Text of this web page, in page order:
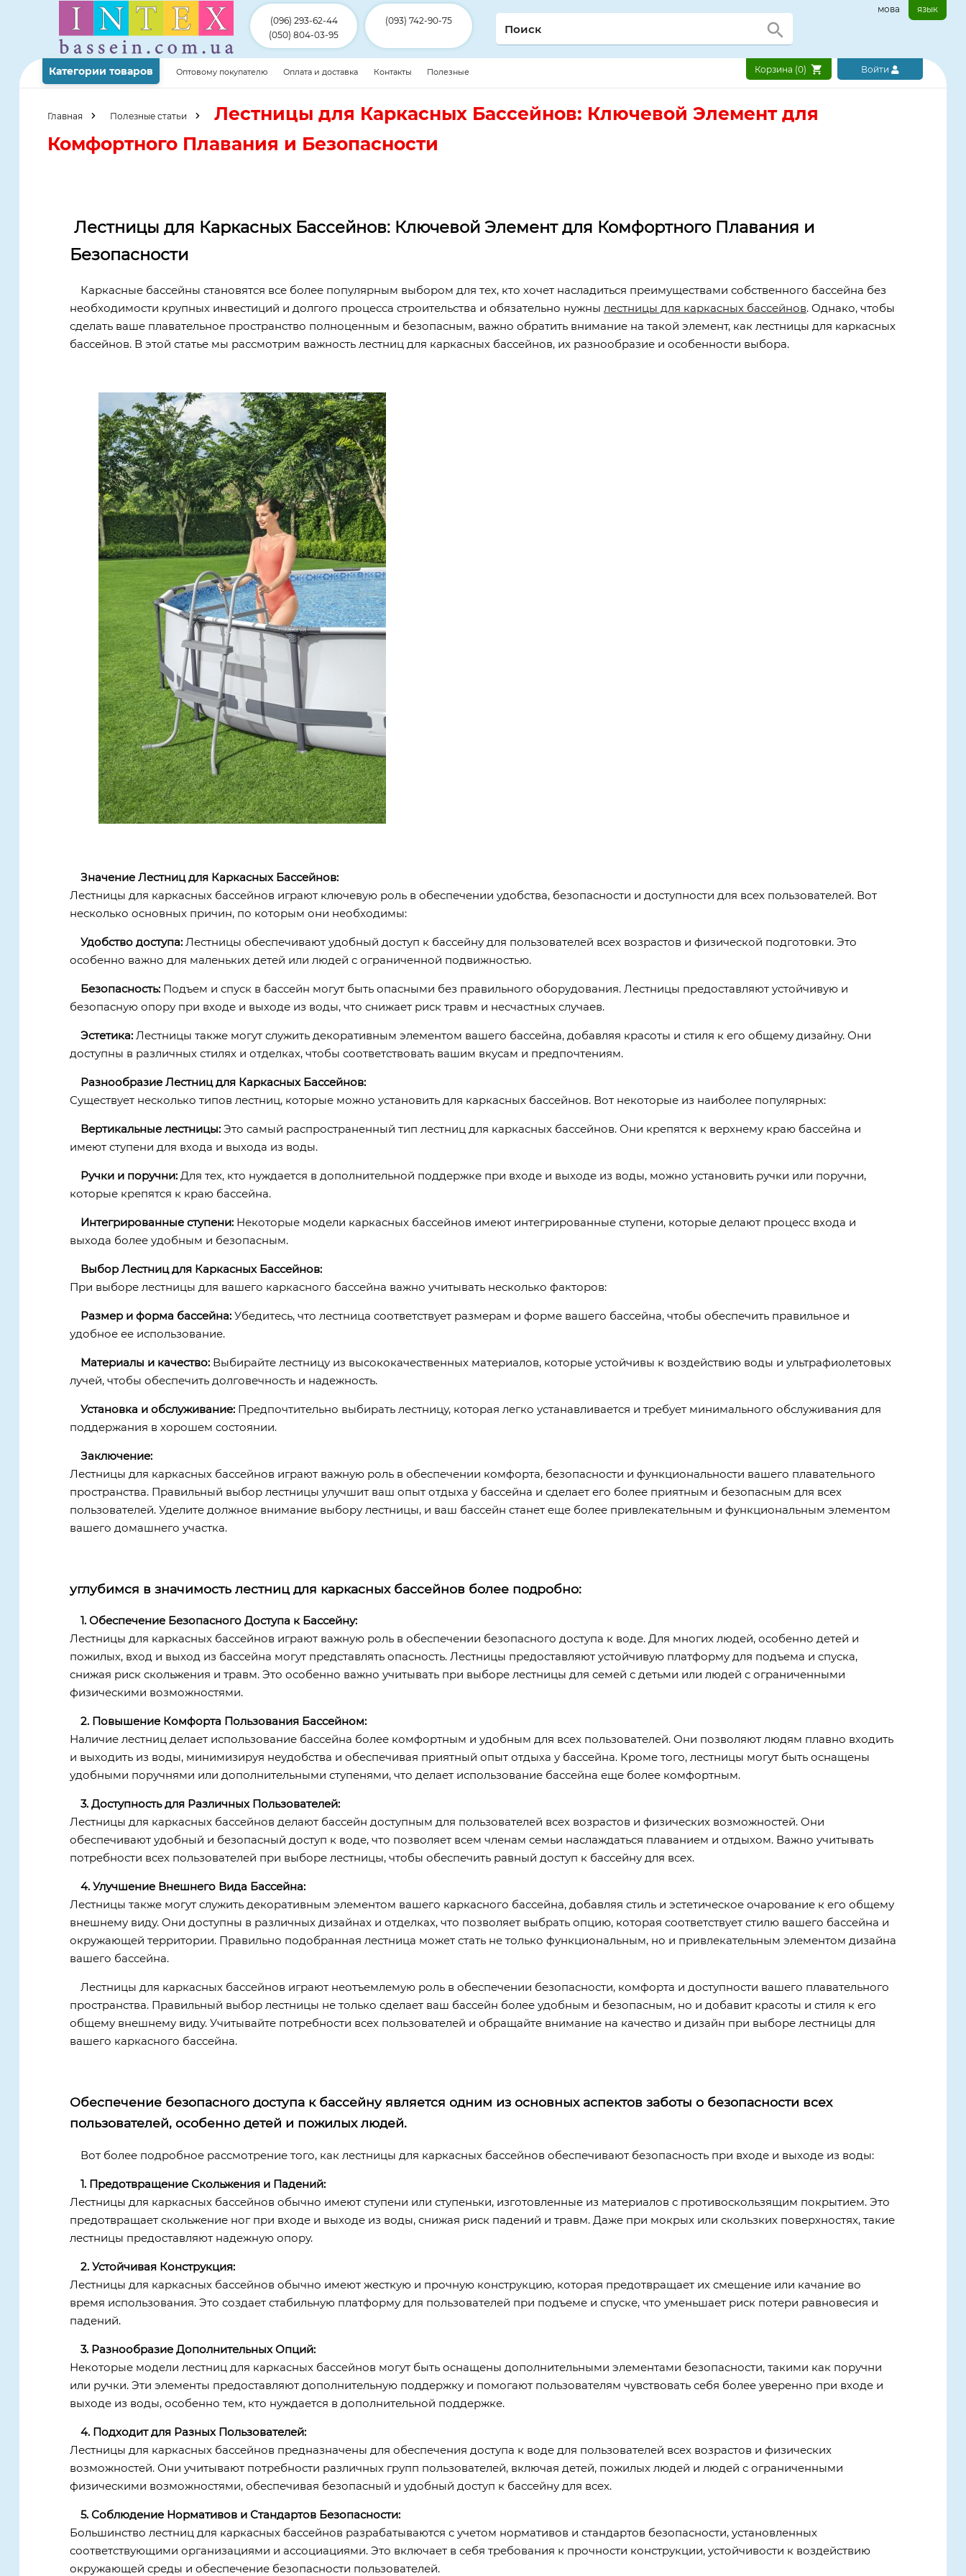
(096) 293-62-44
(050) 804-03-95
(093) 742-90-75
мова язык
Категории товаров Оптовому покупателю Оплата и доставка Контакты
Полезные
статьи
Корзина (0) Войти
Главная Полезные статьи
Лестницы для Каркасных Бассейнов: Ключевой Элемент для
Комфортного Плавания и Безопасности
Лестницы для Каркасных Бассейнов: Ключевой Элемент для Комфортного Плавания и
Безопасности
Каркасные бассейны становятся все более популярным выбором для тех, кто хочет насладиться преимуществами собственного бассейна без
необходимости крупных инвестиций и долгого процесса строительства и обязательно нужны лестницы для каркасных бассейнов. Однако, чтобы
сделать ваше плавательное пространство полноценным и безопасным, важно обратить внимание на такой элемент, как лестницы для каркасных
бассейнов. В этой статье мы рассмотрим важность лестниц для каркасных бассейнов, их разнообразие и особенности выбора.
Значение Лестниц для Каркасных Бассейнов:
Лестницы для каркасных бассейнов играют ключевую роль в обеспечении удобства, безопасности и доступности для всех пользователей. Вот
несколько основных причин, по которым они необходимы:
Удобство доступа:Лестницы обеспечивают удобный доступ к бассейну для пользователей всех возрастов и физической подготовки. Это
особенно важно для маленьких детей или людей с ограниченной подвижностью.
Безопасность:Подъем и спуск в бассейн могут быть опасными без правильного оборудования. Лестницы предоставляют устойчивую и
безопасную опору при входе и выходе из воды, что снижает риск травм и несчастных случаев.
Эстетика: Лестницы также могут служить декоративным элементом вашего бассейна, добавляя красоты и стиля к его общему дизайну. Они
доступны в различных стилях и отделках, чтобы соответствовать вашим вкусам и предпочтениям.
Разнообразие Лестниц для Каркасных Бассейнов:
Существует несколько типов лестниц, которые можно установить для каркасных бассейнов. Вот некоторые из наиболее популярных:
Вертикальные лестницы:Это самый распространенный тип лестниц для каркасных бассейнов. Они крепятся к верхнему краю бассейна и
имеют ступени для входа и выхода из воды.
Ручки и поручни:Для тех, кто нуждается в дополнительной поддержке при входе и выходе из воды, можно установить ручки или поручни,
которые крепятся к краю бассейна.
Интегрированные ступени:Некоторые модели каркасных бассейнов имеют интегрированные ступени, которые делают процесс входа и
выхода более удобным и безопасным.
Выбор Лестниц для Каркасных Бассейнов:
При выборе лестницы для вашего каркасного бассейна важно учитывать несколько факторов:
Размер и форма бассейна:Убедитесь, что лестница соответствует размерам и форме вашего бассейна, чтобы обеспечить правильное и
удобное ее использование.
Материалы и качество:Выбирайте лестницу из высококачественных материалов, которые устойчивы к воздействию воды и ультрафиолетовых
лучей, чтобы обеспечить долговечность и надежность.
Установка и обслуживание:Предпочтительно выбирать лестницу, которая легко устанавливается и требует минимального обслуживания для
поддержания в хорошем состоянии.
Заключение:
Лестницы для каркасных бассейнов играют важную роль в обеспечении комфорта, безопасности и функциональности вашего плавательного
пространства. Правильный выбор лестницы улучшит ваш опыт отдыха у бассейна и сделает его более приятным и безопасным для всех
пользователей. Уделите должное внимание выбору лестницы, и ваш бассейн станет еще более привлекательным и функциональным элементом
вашего домашнего участка.
углубимся в значимость лестниц для каркасных бассейнов более подробно:
1. Обеспечение Безопасного Доступа к Бассейну:
Лестницы для каркасных бассейнов играют важную роль в обеспечении безопасного доступа к воде. Для многих людей, особенно детей и
пожилых, вход и выход из бассейна могут представлять опасность. Лестницы предоставляют устойчивую платформу для подъема и спуска,
снижая риск скольжения и травм. Это особенно важно учитывать при выборе лестницы для семей с детьми или людей с ограниченными
физическими возможностями.
2. Повышение Комфорта Пользования Бассейном:
Наличие лестниц делает использование бассейна более комфортным и удобным для всех пользователей. Они позволяют людям плавно входить
и выходить из воды, минимизируя неудобства и обеспечивая приятный опыт отдыха у бассейна. Кроме того, лестницы могут быть оснащены
удобными поручнями или дополнительными ступенями, что делает использование бассейна еще более комфортным.
3. Доступность для Различных Пользователей:
Лестницы для каркасных бассейнов делают бассейн доступным для пользователей всех возрастов и физических возможностей. Они
обеспечивают удобный и безопасный доступ к воде, что позволяет всем членам семьи наслаждаться плаванием и отдыхом. Важно учитывать
потребности всех пользователей при выборе лестницы, чтобы обеспечить равный доступ к бассейну для всех.
4. Улучшение Внешнего Вида Бассейна:
Лестницы также могут служить декоративным элементом вашего каркасного бассейна, добавляя стиль и эстетическое очарование к его общему
внешнему виду. Они доступны в различных дизайнах и отделках, что позволяет выбрать опцию, которая соответствует стилю вашего бассейна и
окружающей территории. Правильно подобранная лестница может стать не только функциональным, но и привлекательным элементом дизайна
вашего бассейна.
Лестницы для каркасных бассейнов играют неотъемлемую роль в обеспечении безопасности, комфорта и доступности вашего плавательного
пространства. Правильный выбор лестницы не только сделает ваш бассейн более удобным и безопасным, но и добавит красоты и стиля к его
общему внешнему виду. Учитывайте потребности всех пользователей и обращайте внимание на качество и дизайн при выборе лестницы для
вашего каркасного бассейна.
Обеспечение безопасного доступа к бассейну является одним из основных аспектов заботы о безопасности всех
пользователей, особенно детей и пожилых людей.
Вот более подробное рассмотрение того, как лестницы для каркасных бассейнов обеспечивают безопасность при входе и выходе из воды:
1. Предотвращение Скольжения и Падений:
Лестницы для каркасных бассейнов обычно имеют ступени или ступеньки, изготовленные из материалов с противоскользящим покрытием. Это
предотвращает скольжение ног при входе и выходе из воды, снижая риск падений и травм. Даже при мокрых или скользких поверхностях, такие
лестницы предоставляют надежную опору.
2. Устойчивая Конструкция:
Лестницы для каркасных бассейнов обычно имеют жесткую и прочную конструкцию, которая предотвращает их смещение или качание во
время использования. Это создает стабильную платформу для пользователей при подъеме и спуске, что уменьшает риск потери равновесия и
падений.
3. Разнообразие Дополнительных Опций:
Некоторые модели лестниц для каркасных бассейнов могут быть оснащены дополнительными элементами безопасности, такими как поручни
или ручки. Эти элементы предоставляют дополнительную поддержку и помогают пользователям чувствовать себя более уверенно при входе и
выходе из воды, особенно тем, кто нуждается в дополнительной поддержке.
4. Подходит для Разных Пользователей:
Лестницы для каркасных бассейнов предназначены для обеспечения доступа к воде для пользователей всех возрастов и физических
возможностей. Они учитывают потребности различных групп пользователей, включая детей, пожилых людей и людей с ограниченными
физическими возможностями, обеспечивая безопасный и удобный доступ к бассейну для всех.
5. Соблюдение Нормативов и Стандартов Безопасности:
Большинство лестниц для каркасных бассейнов разрабатываются с учетом нормативов и стандартов безопасности, установленных
соответствующими организациями и ассоциациями. Это включает в себя требования к прочности конструкции, устойчивости к воздействию
окружающей среды и обеспечение безопасности пользователей.